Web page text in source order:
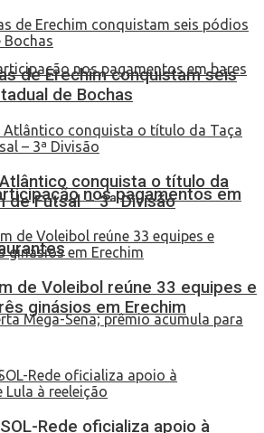
nos pagamentos em
de Erechim conquistam seis
de Bochas
conquista o título da
de Futsal – 3ª Divisão
de Voleibol reúne 33 equipes e
ginásios em Erechim
Rede oficializa apoio à